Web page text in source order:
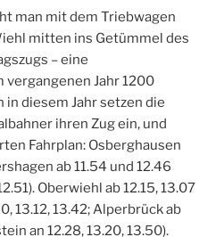
man mit dem Triebwagen
mitten ins Getümmel des
– eine
vergangenen Jahr 1200
in diesem Jahr setzen die
ihren Zug ein, und
Fahrplan: Osberghausen
ab 11.54 und 12.46
Oberwiehl ab 12.15, 13.07
13.12, 13.42; Alperbrück ab
an 12.28, 13.20, 13.50).